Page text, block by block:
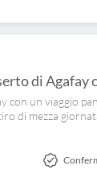
di Agafay
con un viaggio
di mezza